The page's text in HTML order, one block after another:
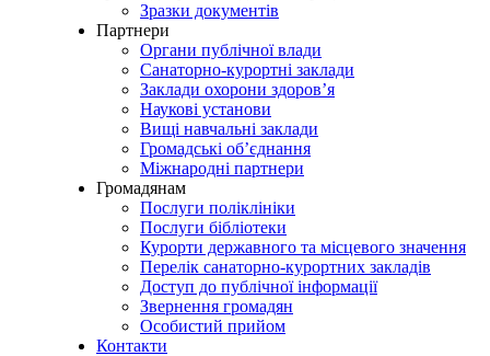
Зразки документів
Партнери
Органи публічної влади
Санаторно-курортні заклади
Заклади охорони здоров’я
Наукові установи
Вищі навчальні заклади
Громадські об’єднання
Міжнародні партнери
Громадянам
Послуги поліклініки
Послуги бібліотеки
Курорти державного та місцевого значення
Перелік санаторно-курортних закладів
Доступ до публічної інформації
Звернення громадян
Особистий прийом
Контакти